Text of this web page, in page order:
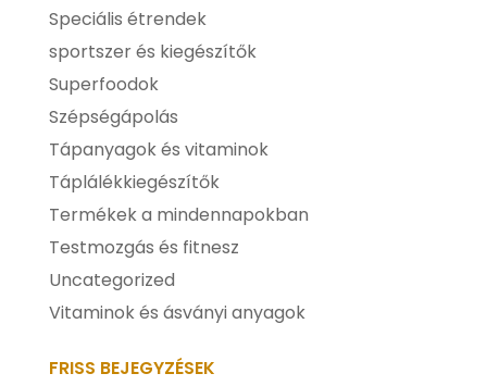
Speciális étrendek
sportszer és kiegészítők
Superfoodok
Szépségápolás
Tápanyagok és vitaminok
Táplálékkiegészítők
Termékek a mindennapokban
Testmozgás és fitnesz
Uncategorized
Vitaminok és ásványi anyagok
FRISS BEJEGYZÉSEK